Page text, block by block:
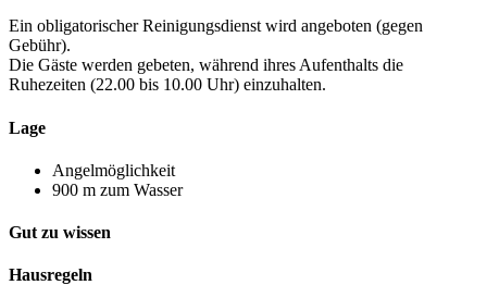
Ein obligatorischer Reinigungsdienst wird angeboten (gegen
Gebühr).
Die Gäste werden gebeten, während ihres Aufenthalts die
Ruhezeiten (22.00 bis 10.00 Uhr) einzuhalten.
Lage
Angelmöglichkeit
900 m zum Wasser
Gut zu wissen
Hausregeln